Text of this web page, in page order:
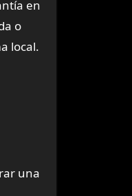
en
o
local.
una